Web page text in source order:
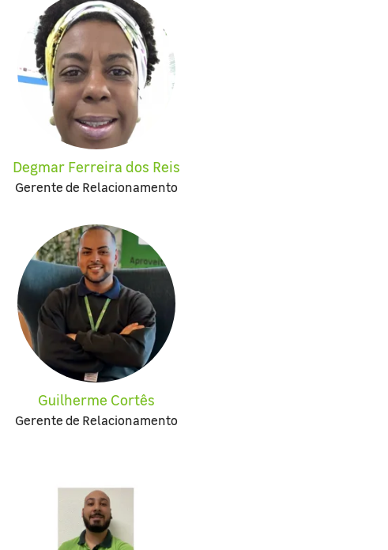
Degmar Ferreira dos Reis
Gerente de Relacionamento
Guilherme Cortês
Gerente de Relacionamento